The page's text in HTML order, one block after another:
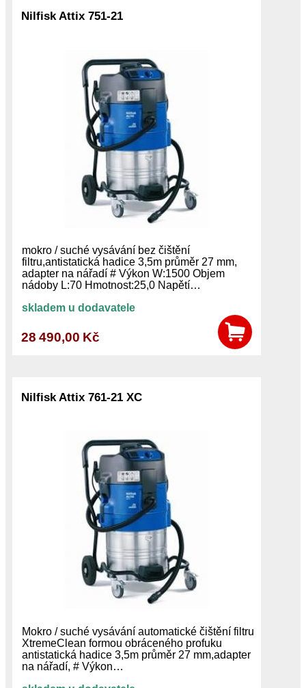
Nilfisk Attix 751-21
mokro / suché vysávání bez čištění
filtru,antistatická hadice 3,5m průměr 27 mm,
adapter na nářadí # Výkon W:1500 Objem
nádoby L:70 Hmotnost:25,0 Napětí…
skladem u dodavatele
28 490,00 Kč
Nilfisk Attix 761-21 XC
Mokro / suché vysávání automatické čištění filtru
XtremeClean formou obráceného profuku
antistatická hadice 3,5m průměr 27 mm,adapter
na nářadí, # Výkon…